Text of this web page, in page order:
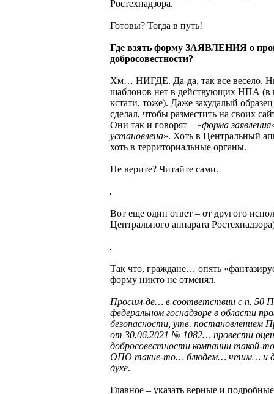
Ростехнадзора.
Готовы? Тогда в путь!
Где взять форму ЗАЯВЛЕНИЯ о
добросовестности?
Хм… НИГДЕ. Да-да, так все весело.
шаблонов нет в действующих НПА (в
кстати, тоже). Даже захудалый
сделал, чтобы разместить на своих
Они так и говорят – «форма заявления
установлена». Хоть в Центральный
хоть в территориальные органы.
Не верите? Читайте сами.
Вот еще один ответ – от другого
Центрального аппарата
Так что, граждане… опять
форму никто не отменял.
Просим-де… в соответствии с п. 50
федеральном госнадзоре в области
безопасности, утв. постановлением
от 30.06.2021 № 1082… провести
добросовестности компании такой-
ОПО такие-то… блюдем… чтим… и
духе.
Главное – указать верные и